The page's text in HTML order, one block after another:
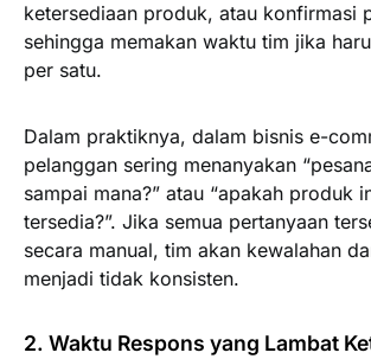
ketersediaan produk, atau konfirmasi
sehingga memakan waktu tim jika
per satu.
Dalam praktiknya, dalam bisnis e-
pelanggan sering menanyakan
sampai mana?” atau “apakah produk
tersedia?”. Jika semua pertanyaan
secara manual, tim akan kewalahan
menjadi tidak konsisten.
2. Waktu Respons yang Lambat